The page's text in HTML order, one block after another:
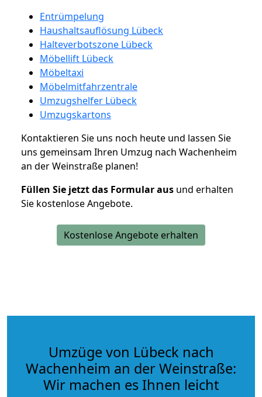
Entrümpelung
Haushaltsauflösung Lübeck
Halteverbotszone Lübeck
Möbellift Lübeck
Möbeltaxi
Möbelmitfahrzentrale
Umzugshelfer Lübeck
Umzugskartons
Kontaktieren Sie uns noch heute und lassen Sie
uns gemeinsam Ihren Umzug nach Wachenheim
an der Weinstraße planen!
Füllen Sie jetzt das Formular aus und erhalten
Sie kostenlose Angebote.
Kostenlose Angebote erhalten
Umzüge von Lübeck nach
Wachenheim an der Weinstraße:
Wir machen es Ihnen leicht